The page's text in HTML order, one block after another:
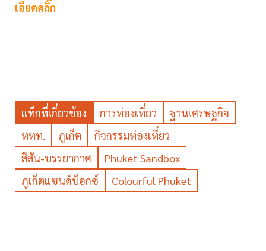
เอียดคลิ๊ก
แท็กที่เกี่ยวข้อง การท่องเที่ยว
ฐานเศรษฐกิจ
ททท.
ภูเก็ต
กิจกรรมท่องเที่ยว
สีสัน-บรรยากาศ
Phuket Sandbox
ภูเก็ตแซนด์บ็อกซ์
Colourful Phuket